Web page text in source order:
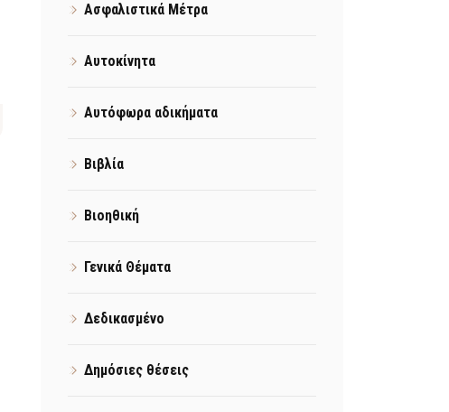
Ασφαλιστικά Μέτρα
Αυτοκίνητα
Αυτόφωρα αδικήματα
Βιβλία
Βιοηθική
Γενικά Θέματα
Δεδικασμένο
Δημόσιες θέσεις